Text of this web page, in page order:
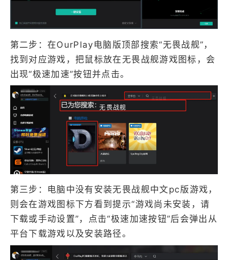
第二步：在OurPlay电脑版顶部搜索“无畏战舰”，
找到对应游戏，把鼠标放在无畏战舰游戏图标，会
出现“极速加速”按钮并点击。
无畏战舰
无畏战舰
第三步：电脑中没有安装无畏战舰中文pc版游戏，
则会在游戏图标下方看到提示“游戏尚未安装，请
下载或手动设置”，点击“极速加速按钮”后会弹出从
平台下载游戏以及安装路径。